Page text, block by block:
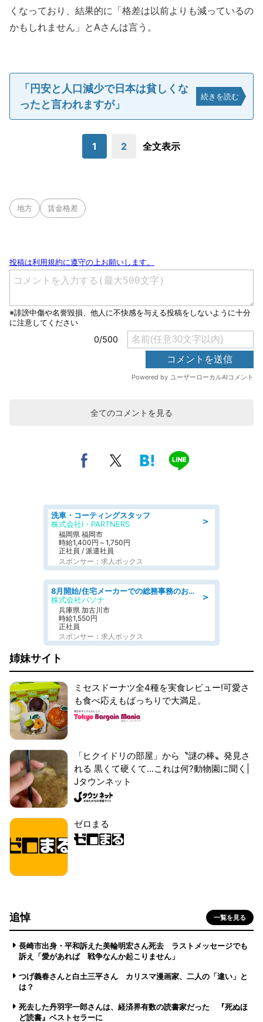
くなっており、結果的に「格差は以前よりも減っているの
かもしれません」とAさんは言う。
「円安と人口減少で日本は貧しくな
ったと言われますが」
続きを読む
1 2 全文表示
地方 賃金格差
全てのコメントを見る
＞
洗車・コーティングスタッフ
株式会社I・PARTNERS
福岡県 福岡市
時給1,400円～1,750円
正社員 / 派遣社員
スポンサー：求人ボックス
＞
8月開始/住宅メーカーでの総務事務のお仕事/駅近/即日勤務可/一般事務/人事労務
株式会社パソナ
兵庫県 加古川市
時給1,550円
正社員
スポンサー：求人ボックス
姉妹サイト
ミセスドーナツ全4種を実食レビュー!可愛さ
も食べ応えもばっちりで大満足。
「ヒクイドリの部屋」から〝謎の棒〟発見さ
れる 黒くて硬くて...これは何?動物園に聞く|
Jタウンネット
ゼロまる
追悼 一覧を見る
長崎市出身・平和訴えた美輪明宏さん死去 ラストメッセージでも
訴え「愛があれば 戦争なんか起こりません」
つげ義春さんと白土三平さん カリスマ漫画家、二人の「違い」と
は？
死去した丹羽宇一郎さんは、経済界有数の読書家だった 『死ぬほ
ど読書』ベストセラーに